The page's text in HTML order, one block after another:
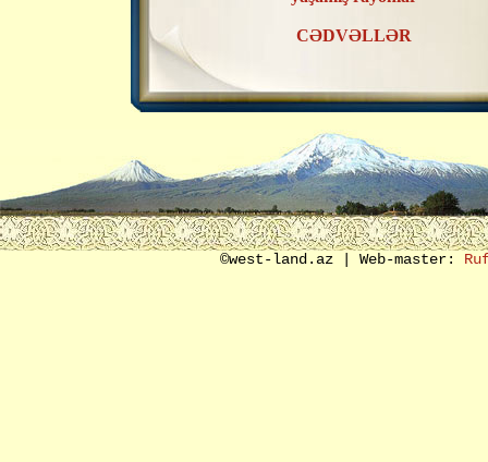
CƏDVƏLLƏR
ERMƏNİSTAN SSR
AZƏRBAYCANLILAR YAŞAMIŞ
KƏNDLƏRİN RAYONLAR
TƏSNİFATI
SON SÖZ ƏVƏZİ
©west-land.az | Web-master: